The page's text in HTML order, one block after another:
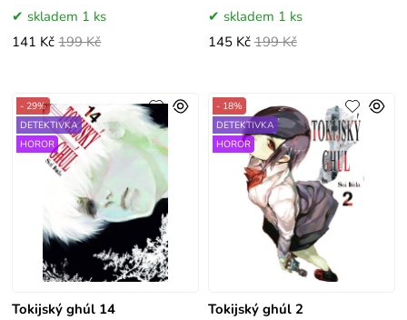
skladem 1 ks
141 Kč 199 Kč
skladem 1 ks
145 Kč 199 Kč
Tokijský ghúl 14
- 29%
DETEKTIVKA
HOROR
Tokijský ghúl 2
- 18%
DETEKTIVKA
HOROR